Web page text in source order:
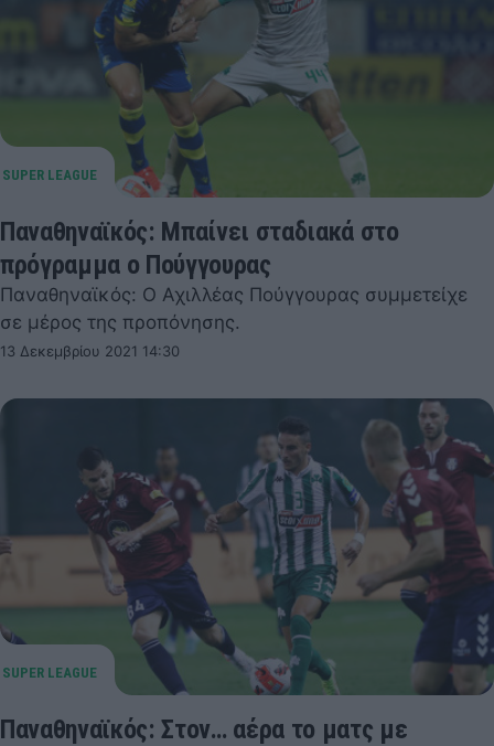
Παναθηναϊκός: Μπαίνει σταδιακά στο
πρόγραμμα ο Πούγγουρας
Παναθηναϊκός: Ο Αχιλλέας Πούγγουρας συμμετείχε
σε μέρος της προπόνησης.
13 Δεκεμβρίου 2021 14:30
Παναθηναϊκός: Στον… αέρα το ματς με